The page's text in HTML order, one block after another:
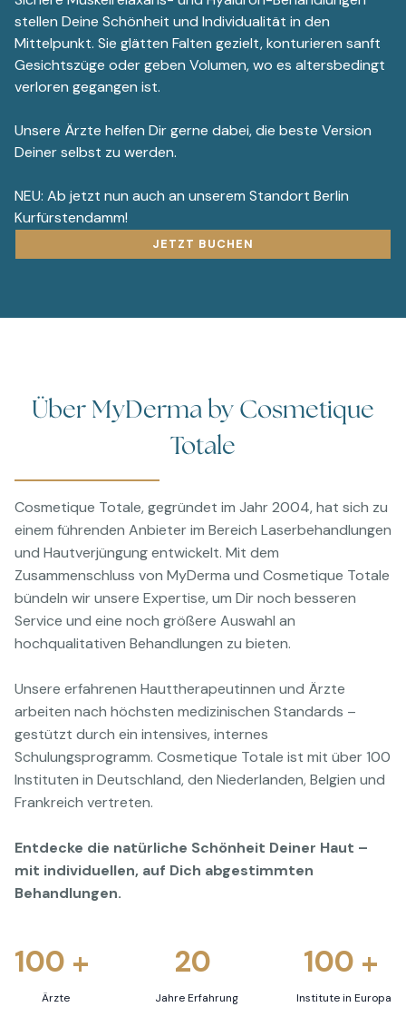
stellen Deine Schönheit und Individualität in den
Mittelpunkt. Sie glätten Falten gezielt, konturieren sanft
Gesichtszüge oder geben Volumen, wo es altersbedingt
verloren gegangen ist.
Unsere Ärzte helfen Dir gerne dabei, die beste Version
Deiner selbst zu werden.
NEU: Ab jetzt nun auch an unserem Standort Berlin
Kurfürstendamm!
JETZT BUCHEN
Über MyDerma by Cosmetique
Totale
Cosmetique Totale, gegründet im Jahr 2004, hat sich zu
einem führenden Anbieter im Bereich Laserbehandlungen
und Hautverjüngung entwickelt. Mit dem
Zusammenschluss von MyDerma und Cosmetique Totale
bündeln wir unsere Expertise, um Dir noch besseren
Service und eine noch größere Auswahl an
hochqualitativen Behandlungen zu bieten.
Unsere erfahrenen Hauttherapeutinnen und Ärzte
arbeiten nach höchsten medizinischen Standards –
gestützt durch ein intensives, internes
Schulungsprogramm. Cosmetique Totale ist mit über 100
Instituten in Deutschland, den Niederlanden, Belgien und
Frankreich vertreten.
Entdecke die natürliche Schönheit Deiner Haut –
mit individuellen, auf Dich abgestimmten
Behandlungen.
100 +
Ärzte
20
Jahre Erfahrung
100 +
Institute in Europa